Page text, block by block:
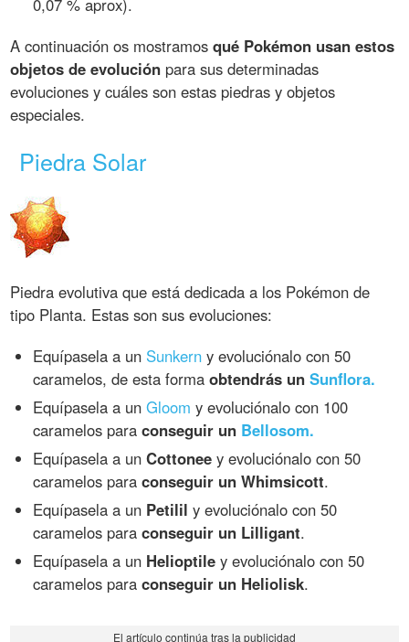
A continuación os mostramosqué Pokémon usan estos
objetos de evolución para sus determinadas
evoluciones y cuáles son estas piedras y objetos
especiales.
Piedra Solar
Piedra evolutiva que está dedicada a los Pokémon de
tipo Planta. Estas son sus evoluciones:
Equípasela a un Sunkern y evoluciónalo con 50
caramelos, de esta formaobtendrás unSunflora.
Equípasela a unGloom y evoluciónalo con 100
caramelos paraconseguir un Bellosom.
Equípasela a unCottonee y evoluciónalo con 50
caramelos paraconseguir un Whimsicott.
Equípasela a un Petilil y evoluciónalo con 50
caramelos paraconseguir un Lilligant.
Equípasela a un Helioptile y evoluciónalo con 50
caramelos paraconseguir un Heliolisk.